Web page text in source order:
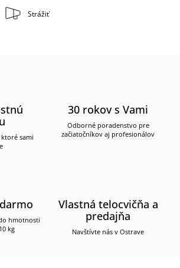
Strážiť
sami
30 rokov s Vami
Odborné poradenstvo pre
začiatočníkov aj profesionálov
hmotnosti
kg
Vlastná telocvičňa a
predajňa
Navštívte nás v Ostrave